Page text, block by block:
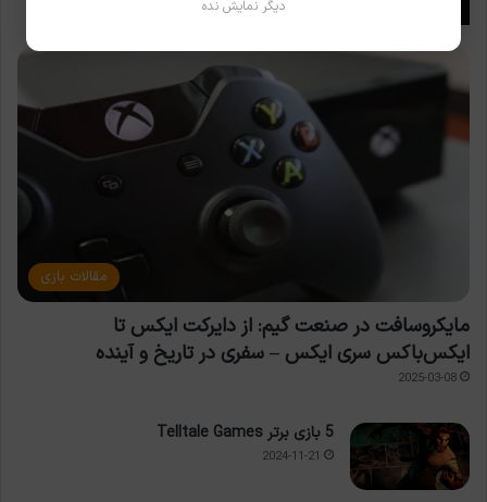
معرفی استودیوهای بازیسازی
مقالات بازی
مایکروسافت در صنعت گیم: از دایرکت ایکس تا
ایکس‌باکس سری ایکس – سفری در تاریخ و آینده
2025-03-08
5 بازی برتر Telltale Games
2024-11-21
دیگر نمایش نده